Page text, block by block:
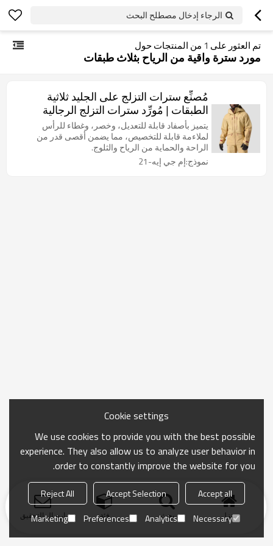
الرجاء إدخال مصطلح البحث
تم العثور على 1 من المنتجات حول
مورد سترة واقية من الرياح بثلاث طبقات
مُصنِّع سترات التزلج على الجليد ثلاثية
الطبقات | مُورِّد سترات التزلج الرجالية
القابلة للتعديل
يتميز بأصفاد قابلة للتعديل، وخصر، وغطاء للرأس
لملاءمة قابلة للتخصيص، مما يضمن أقصى قدر من
الراحة والحماية من الرياح والثلوج.
نموذج:إم جي إيه-21
منزل بحث فئة ارسال التحقيق
Cookie settings
We use cookies to provide you with the best possible
experience. They also allow us to analyze user behavior in
order to constantly improve the website for you.
Accept all
Accept Selection
Reject All
Necessary
Analytics
Preferences
Marketing